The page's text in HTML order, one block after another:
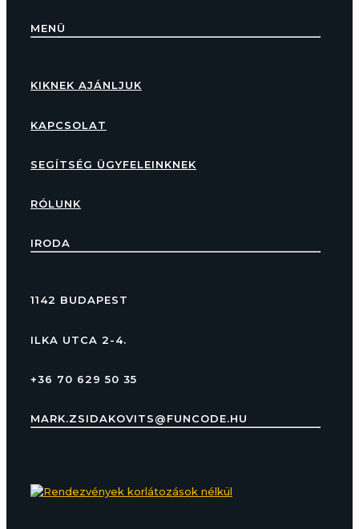
MENÜ
KIKNEK AJÁNLJUK
KAPCSOLAT
SEGÍTSÉG ÜGYFELEINKNEK
RÓLUNK
IRODA
1142 BUDAPEST
ILKA UTCA 2-4.
+36 70 629 50 35
MARK.ZSIDAKOVITS@FUNCODE.HU